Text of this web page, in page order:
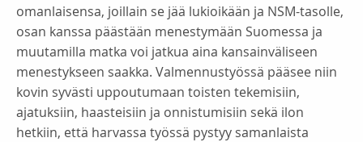
omanlaisensa, joillain se jää lukioikään ja NSM-tasolle,
osan kanssa päästään menestymään Suomessa ja
muutamilla matka voi jatkua aina kansainväliseen
menestykseen saakka. Valmennustyössä pääsee niin
kovin syvästi uppoutumaan toisten tekemisiin,
ajatuksiin, haasteisiin ja onnistumisiin sekä ilon
hetkiin, että harvassa työssä pystyy samanlaista